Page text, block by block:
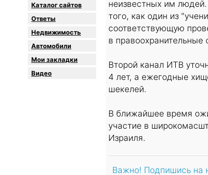
Каталог сайтов
Oтветы
Недвижимость
Автомобили
Мои закладки
Видео
неизвестных им
того, как один из
соответствующую
в правоохранительные
Второй канал ИТВ
4 лет, а ежегодные
шекелей.
В ближайшее время
участие в
Израиля.
Важно! Подпишись на